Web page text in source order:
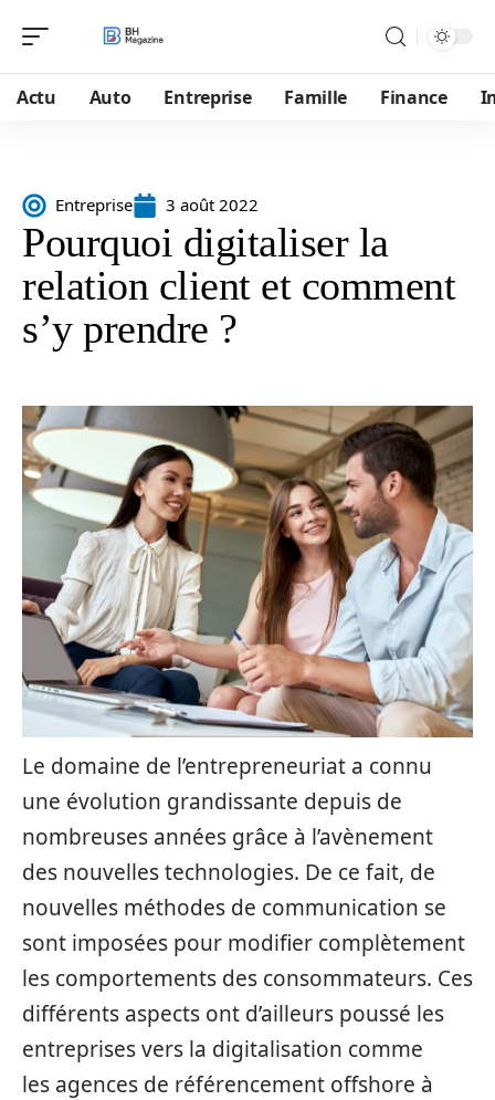
Actu Auto Entreprise Famille Finance
Entreprise 3 août 2022
Pourquoi digitaliser la
relation client et comment
s’y prendre ?
Le domaine de l’entrepreneuriat a connu
une évolution grandissante depuis de
nombreuses années grâce à l’avènement
des nouvelles technologies. De ce fait, de
nouvelles méthodes de communication se
sont imposées pour modifier complètement
les comportements des consommateurs. Ces
différents aspects ont d’ailleurs poussé les
entreprises vers la digitalisation comme
les agences de référencement offshore à